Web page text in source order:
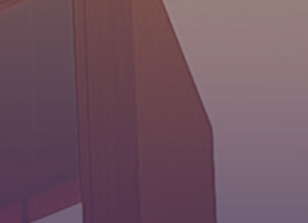
Una perfecta vivienda de doble altura
disfrutar en pareja.